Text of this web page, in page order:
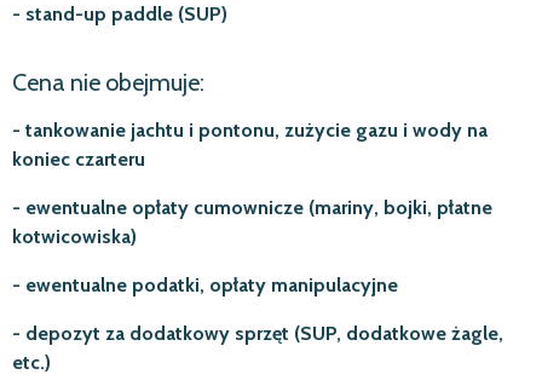
- stand-up paddle (SUP)
Cena nie obejmuje:
- tankowanie jachtu i pontonu, zużycie gazu i wody na
koniec czarteru
- ewentualne opłaty cumownicze (mariny, bojki, płatne
kotwicowiska)
- ewentualne podatki, opłaty manipulacyjne
- depozyt za dodatkowy sprzęt (SUP, dodatkowe żagle,
etc.)